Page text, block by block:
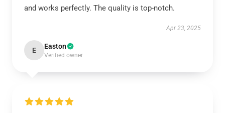
and works perfectly. The quality is top-notch.
Apr 23, 2025
E Easton
Verified owner